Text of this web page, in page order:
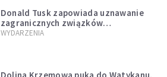
Donald Tusk zapowiada uznawanie
zagranicznych związków
jednopłciowych. "Państwo oblało ten
WYDARZENIA